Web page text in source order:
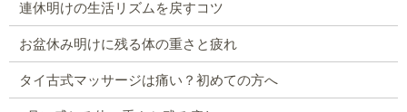
連休明けの生活リズムを戻すコツ
お盆休み明けに残る体の重さと疲れ
タイ古式マッサージは痛い？初めての方へ